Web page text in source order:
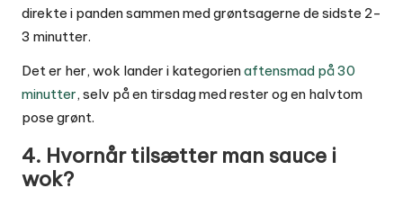
direkte i panden sammen med grøntsagerne de sidste 2-
3 minutter.
Det er her, wok lander i kategorienaftensmad på 30
minutter, selv på en tirsdag med rester og en halvtom
pose grønt.
4. Hvornår tilsætter man sauce i
wok?